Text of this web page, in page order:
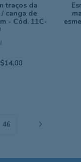
traços da
canga de
- Cód. 11C-